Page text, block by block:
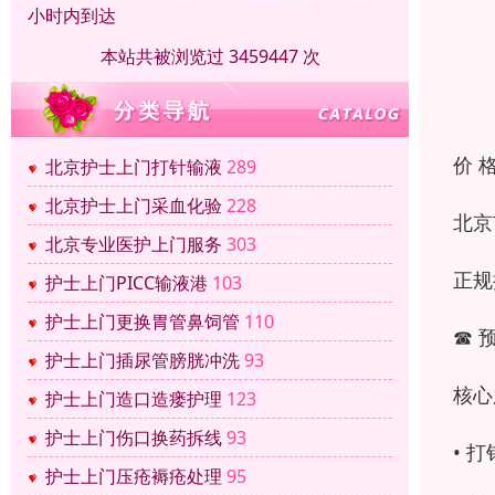
小时内到达
本站共被浏览过 3459447 次
北京护士上门打针输液 289
北京护士上门采血化验228
北京专业医护上门服务 303
护士上门PICC输液港 103
护士上门更换胃管鼻饲管 110
护士上门插尿管膀胱冲洗93
护士上门造口造瘘护理 123
护士上门伤口换药拆线93
护士上门压疮褥疮处理 95
价
北
正
☎
核
• 打